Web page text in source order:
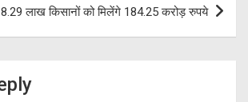
p
लाख किसानों को मिलेंगे 184.25 करोड़ रुपये